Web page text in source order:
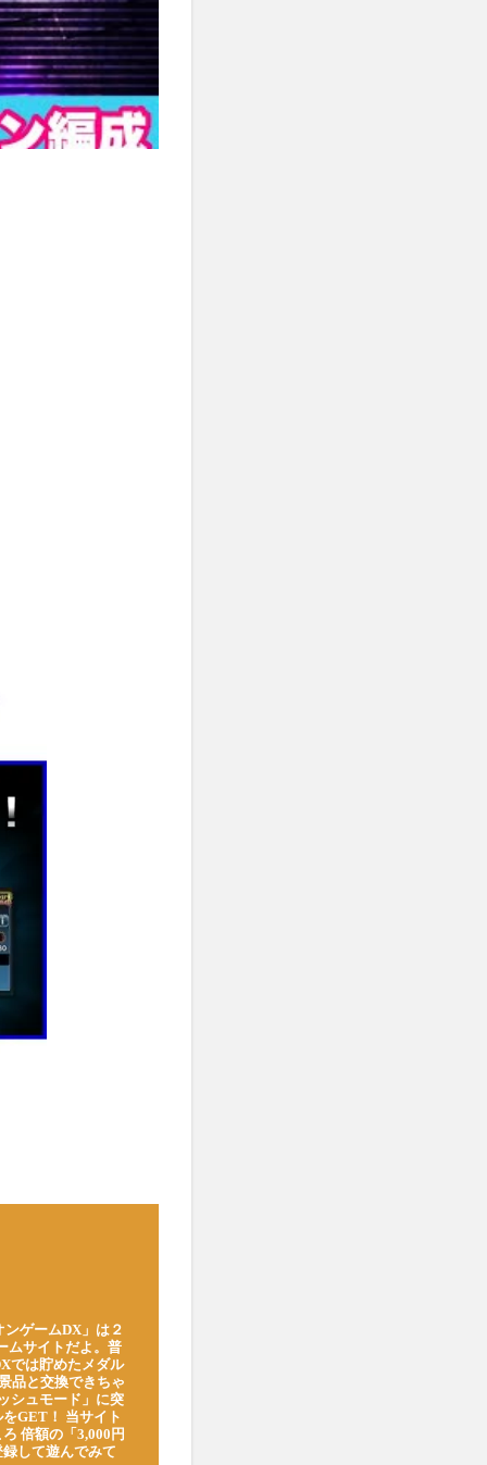
ゲームDX」は２
ムサイトだよ。普
では貯めたメダル
品と交換できちゃ
シュモード」に突
GET！ 当サイト
倍額の「3,000円
して遊んでみて